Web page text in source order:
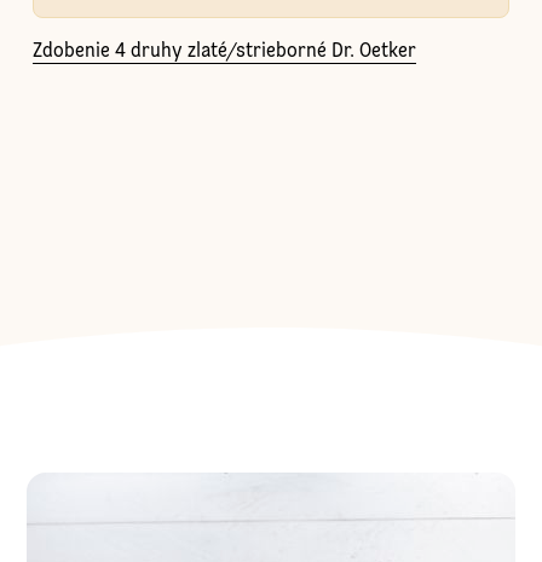
Zdobenie 4 druhy zlaté/strieborné Dr. Oetker